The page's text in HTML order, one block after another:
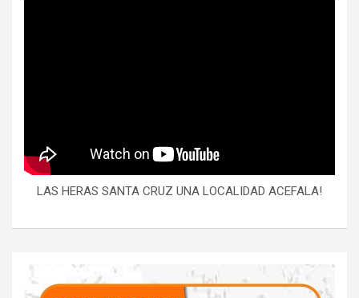
LAS HERAS SANTA CRUZ UNA LOCALIDAD ACEFALA!